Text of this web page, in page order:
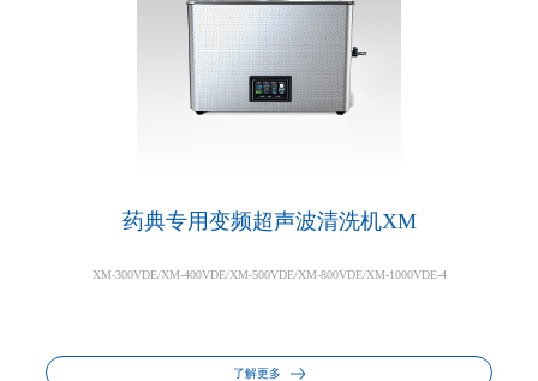
药典专用变频超声波清洗机XM
XM-300VDE/XM-400VDE/XM-500VDE/XM-800VDE/XM-1000VDE-4
了解更多